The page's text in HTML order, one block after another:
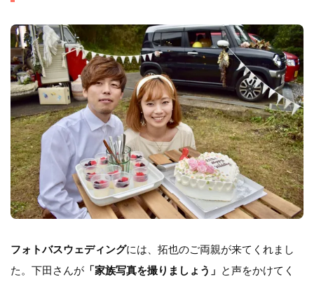
フォトバスウェディングには、拓也のご両親が来てくれまし
た。下田さんが 「家族写真を撮りましょう」
と声をかけてく